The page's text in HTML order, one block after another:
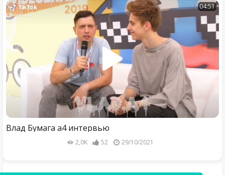
04:51
Влад Бумага а4 интервью
2,0K 52 29/10/2021